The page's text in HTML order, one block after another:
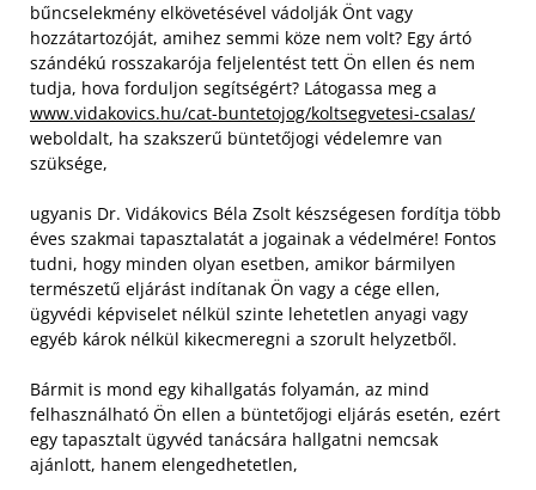
bűncselekmény elkövetésével vádolják Önt vagy
hozzátartozóját, amihez semmi köze nem volt? Egy ártó
szándékú rosszakarója feljelentést tett Ön ellen és nem
tudja, hova forduljon segítségért? Látogassa meg a
www.vidakovics.hu/cat-buntetojog/koltsegvetesi-csalas/
weboldalt, ha szakszerű büntetőjogi védelemre van
szüksége,
ugyanis Dr. Vidákovics Béla Zsolt készségesen fordítja több
éves szakmai tapasztalatát a jogainak a védelmére! Fontos
tudni, hogy minden olyan esetben, amikor bármilyen
természetű eljárást indítanak Ön vagy a cége ellen,
ügyvédi képviselet nélkül szinte lehetetlen anyagi vagy
egyéb károk nélkül kikecmeregni a szorult helyzetből.
Bármit is mond egy kihallgatás folyamán, az mind
felhasználható Ön ellen a büntetőjogi eljárás esetén, ezért
egy tapasztalt ügyvéd tanácsára hallgatni nemcsak
ajánlott, hanem elengedhetetlen,